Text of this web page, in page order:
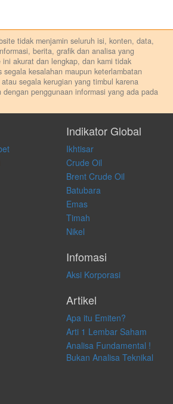
tidak menjamin seluruh isi, konten, data,
berita, grafik dan analisa yang
akurat dan lengkap, dan kami tidak
kesalahan maupun keterlambatan
segala kerugian yang timbul karena
penggunaan informasi yang ada pada
anjuran, saran, rekomendasi untuk
aktivitas lain yang terkait dengan
dan kami tidak bertanggung jawab
yang dilakukan dalam kondisi dan situasi
secara langsung maupun tidak
website ini.
Indikator Global
Ikhtisar
Crude Oil
Brent Crude Oil
Batubara
Emas
Timah
Nikel
Infomasi
Aksi Korporasi
Artikel
Apa itu Emiten?
Arti 1 Lembar Saham
Analisa Fundamental !
Bukan Analisa Teknikal